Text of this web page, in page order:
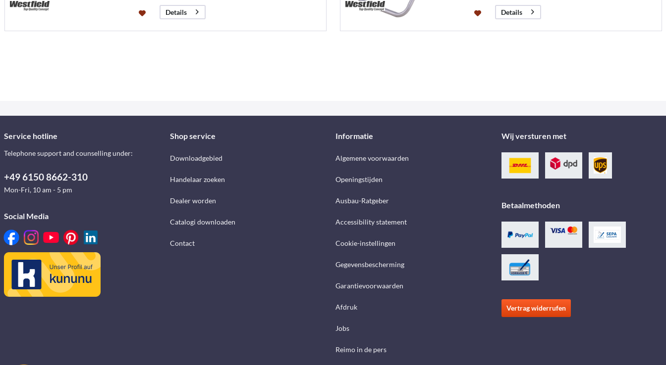
Details Details
Service hotline
Telephone support and counselling under:
+49 6150 8662-310
Mon-Fri, 10 am - 5 pm
Social Media
Shop service
Downloadgebied
Handelaar zoeken
Dealer worden
Catalogi downloaden
Contact
Informatie
Algemene voorwaarden
Openingstijden
Ausbau-Ratgeber
Accessibility statement
Cookie-instellingen
Gegevensbescherming
Garantievoorwaarden
Afdruk
Jobs
Reimo in de pers
Wij versturen met
Betaalmethoden
Vertrag widerrufen